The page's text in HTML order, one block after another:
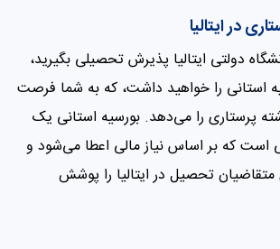
در ایتالیا
دولتی ایتالیا پذیرش تحصیلی بگیرید،
استانی را خواهید داشت، که به شما فرصت
پرستاری را می‌دهد. بورسیه استانی یک
است که بر اساس نیاز مالی اعطا می‌شود و
متقاضیان تحصیل در ایتالیا را پوشش